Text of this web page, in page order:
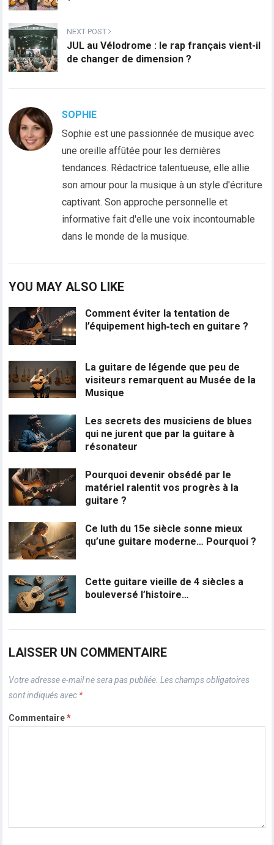
NEXT POST
JUL au Vélodrome : le rap français vient-il
de changer de dimension ?
SOPHIE
Sophie est une passionnée de musique avec
une oreille affûtée pour les dernières
tendances. Rédactrice talentueuse, elle allie
son amour pour la musique à un style d'écriture
captivant. Son approche personnelle et
informative fait d'elle une voix incontournable
dans le monde de la musique.
YOU MAY ALSO LIKE
Comment éviter la tentation de
l’équipement high‑tech en guitare ?
La guitare de légende que peu de
visiteurs remarquent au Musée de la
Musique
Les secrets des musiciens de blues
qui ne jurent que par la guitare à
résonateur
Pourquoi devenir obsédé par le
matériel ralentit vos progrès à la
guitare ?
Ce luth du 15e siècle sonne mieux
qu’une guitare moderne… Pourquoi ?
Cette guitare vieille de 4 siècles a
bouleversé l’histoire…
LAISSER UN COMMENTAIRE
Votre adresse e-mail ne sera pas publiée. Les champs obligatoires
sont indiqués avec *
Commentaire*